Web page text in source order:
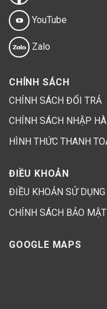
YouTube
Zalo
CHÍNH SÁCH
CHÍNH SÁCH ĐỔI TRẢ
CHÍNH SÁCH NHẬP
HÌNH THỨC THANH
ĐIỀU KHOẢN
ĐIỀU KHOẢN SỬ
CHÍNH SÁCH BẢO
GOOGLE MAPS